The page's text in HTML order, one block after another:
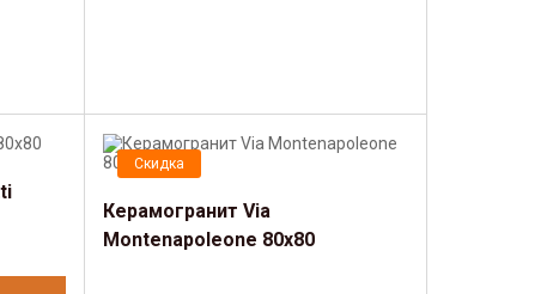
Скидка
Керамогранит Via
Montenapoleone 80х80